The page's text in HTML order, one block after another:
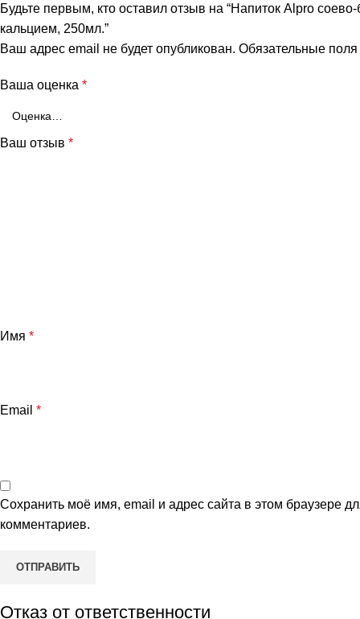
Будьте первым, кто оставил отзыв на “Напиток Alpro
кальцием, 250мл.”
Ваш адрес email не будет опубликован. Обязательные
Ваша оценка *
Ваш отзыв *
Имя *
Email *
Сохранить моё имя, email и адрес сайта в этом браузере
комментариев.
Отказ от ответственности